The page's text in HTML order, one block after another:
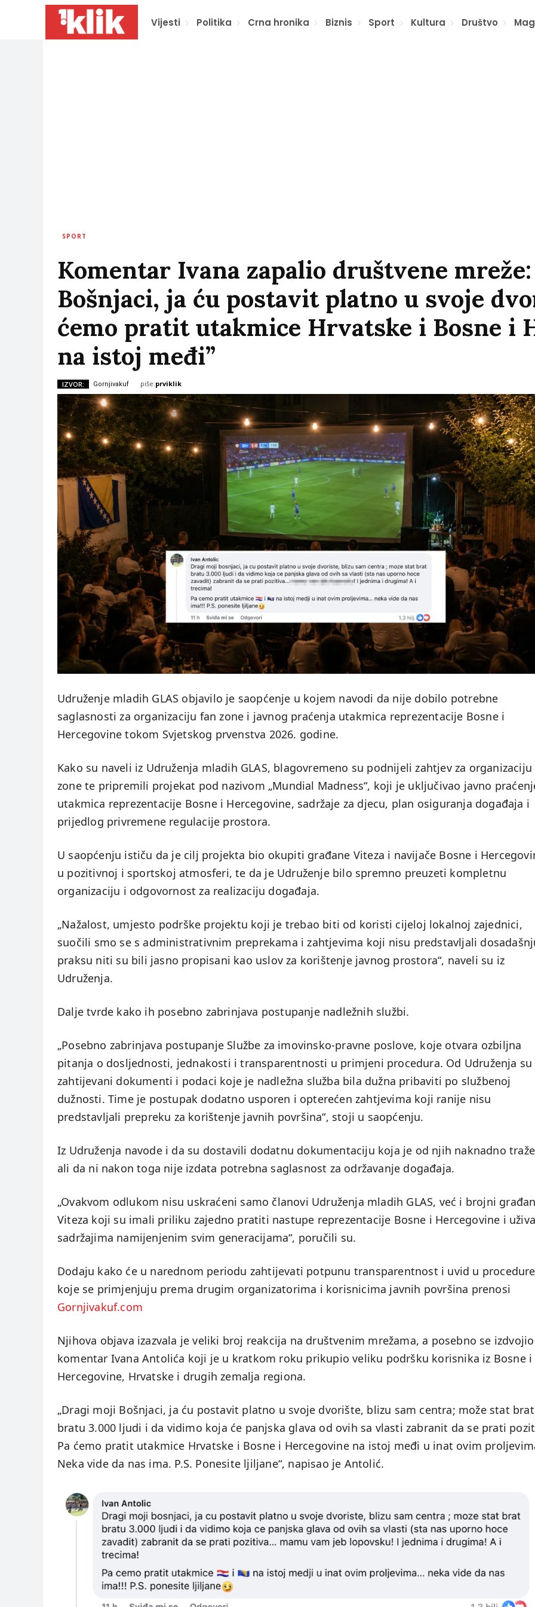
Vijesti Politika Crna hronika Biznis Sport Kultura Društvo
SPORT
Komentar Ivana zapalio društvene
Bošnjaci, ja ću postavit platno u svoje
ćemo pratit utakmice Hrvatske i Bosne i
na istoj međi”
IZVOR: Gornjivakuf piše:prviklik
Udruženje mladih GLAS objavilo je saopćenje u kojem navodi da nije dobilo potrebne
saglasnosti za organizaciju fan zone i javnog praćenja utakmica reprezentacije Bosne i
Hercegovine tokom Svjetskog prvenstva 2026. godine.
Kako su naveli iz Udruženja mladih GLAS, blagovremeno su podnijeli zahtjev za organizaciju
zone te pripremili projekat pod nazivom „Mundial Madness“, koji je uključivao javno
utakmica reprezentacije Bosne i Hercegovine, sadržaje za djecu, plan osiguranja događaja i
prijedlog privremene regulacije prostora.
U saopćenju ističu da je cilj projekta bio okupiti građane Viteza i navijače Bosne i
u pozitivnoj i sportskoj atmosferi, te da je Udruženje bilo spremno preuzeti kompletnu
organizaciju i odgovornost za realizaciju događaja.
„Nažalost, umjesto podrške projektu koji je trebao biti od koristi cijeloj lokalnoj zajednici,
suočili smo se s administrativnim preprekama i zahtjevima koji nisu predstavljali
praksu niti su bili jasno propisani kao uslov za korištenje javnog prostora“, naveli su iz
Udruženja.
Dalje tvrde kako ih posebno zabrinjava postupanje nadležnih službi.
„Posebno zabrinjava postupanje Službe za imovinsko-pravne poslove, koje otvara ozbiljna
pitanja o dosljednosti, jednakosti i transparentnosti u primjeni procedura. Od Udruženja su
zahtijevani dokumenti i podaci koje je nadležna služba bila dužna pribaviti po službenoj
dužnosti. Time je postupak dodatno usporen i opterećen zahtjevima koji ranije nisu
predstavljali prepreku za korištenje javnih površina“, stoji u saopćenju.
Iz Udruženja navode i da su dostavili dodatnu dokumentaciju koja je od njih naknadno
ali da ni nakon toga nije izdata potrebna saglasnost za održavanje događaja.
„Ovakvom odlukom nisu uskraćeni samo članovi Udruženja mladih GLAS, već i brojni
Viteza koji su imali priliku zajedno pratiti nastupe reprezentacije Bosne i Hercegovine i
sadržajima namijenjenim svim generacijama“, poručili su.
Dodaju kako će u narednom periodu zahtijevati potpunu transparentnost i uvid u procedure
koje se primjenjuju prema drugim organizatorima i korisnicima javnih površina prenosi
Gornjivakuf.com
Njihova objava izazvala je veliki broj reakcija na društvenim mrežama, a posebno se izdvojio
komentar Ivana Antolića koji je u kratkom roku prikupio veliku podršku korisnika iz Bosne i
Hercegovine, Hrvatske i drugih zemalja regiona.
„Dragi moji Bošnjaci, ja ću postavit platno u svoje dvorište, blizu sam centra; može stat brat
bratu 3.000 ljudi i da vidimo koja će panjska glava od ovih sa vlasti zabranit da se prati
Pa ćemo pratit utakmice Hrvatske i Bosne i Hercegovine na istoj međi u inat ovim
Neka vide da nas ima. P.S. Ponesite ljiljane“, napisao je Antolić.